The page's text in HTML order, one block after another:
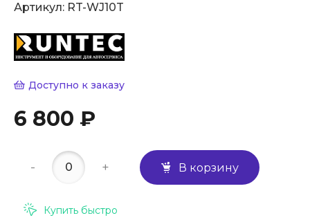
Артикул: RT-WJ10T
Доступно к заказу
6 800 ₽
- + В корзину
Купить быстро